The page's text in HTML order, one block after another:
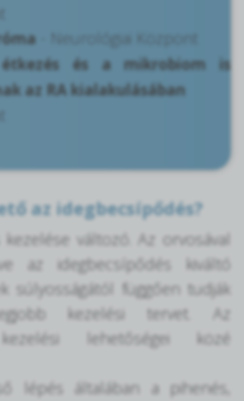
- Neurológiai Központ
és a mikrobiom is
az RA kialakulásában
az idegbecsípődés?
változó. Az orvosával
az idegbecsípődés kiváltó
súlyosságától függően tudják
kezelési tervet. Az
lehetőségei közé
lépés általában a pihenés,